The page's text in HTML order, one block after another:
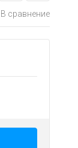
В сравнение